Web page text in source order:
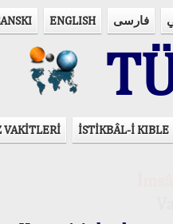
ENGLISH فارسی
VAKİTLERİ İSTİKBÂL-İ KIBLE